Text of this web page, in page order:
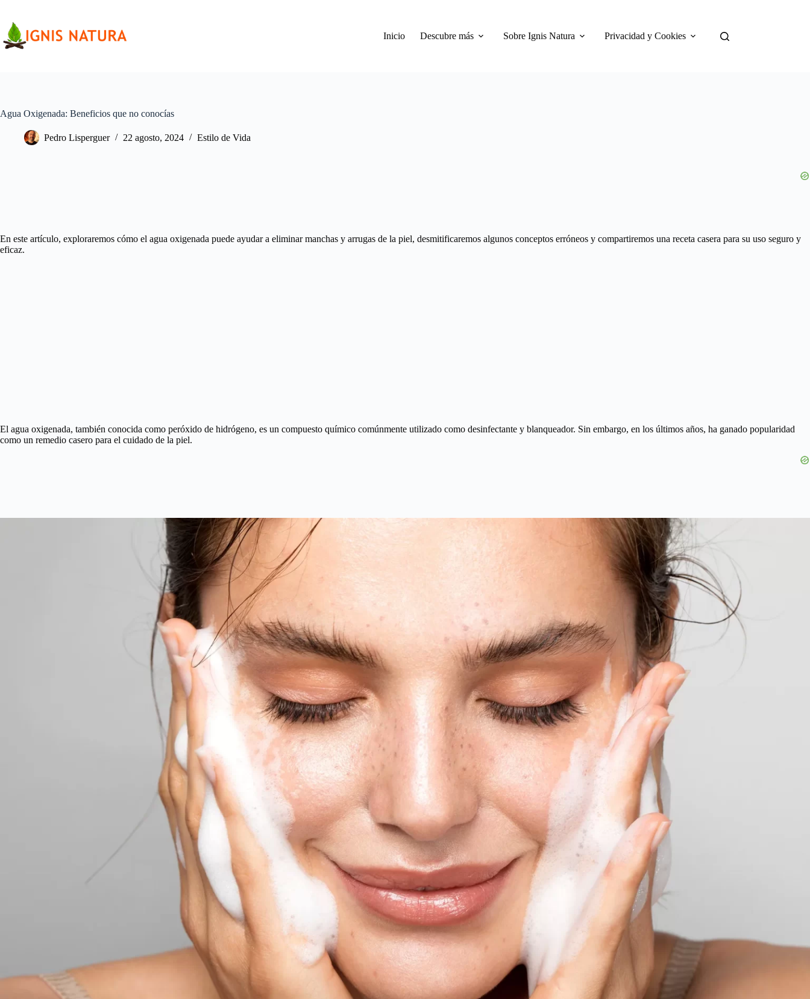
contenido
Inicio
Descubre más Sobre Ignis Natura Privacidad y Cookies
Agua Oxigenada: Beneficios que no conocías
Pedro Lisperguer 22 agosto, 2024 Estilo de Vida
En este artículo, exploraremos cómo el agua oxigenada puede ayudar a eliminar manchas y arrugas de la piel, desmitificaremos algunos conceptos erróneos y compartiremos una receta casera para su uso seguro y
eficaz.
El agua oxigenada, también conocida como peróxido de hidrógeno, es un compuesto químico comúnmente utilizado como desinfectante y blanqueador. Sin embargo, en los últimos años, ha ganado popularidad
como un remedio casero para el cuidado de la piel.